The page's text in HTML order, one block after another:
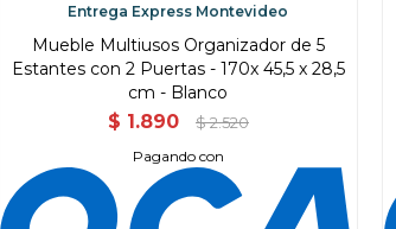
Entrega Express Montevideo
Mueble Multiusos Organizador de 5
Estantes con 2 Puertas - 170x 45,5 x 28,5
cm - Blanco
$ 1.890 $ 2.520
Pagando con